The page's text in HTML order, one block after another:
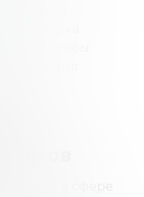
случае
порошка
чтобы
компания
в сфере